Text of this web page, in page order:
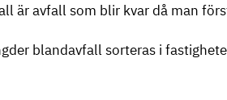
är avfall som blir kvar då man
blandavfall sorteras i